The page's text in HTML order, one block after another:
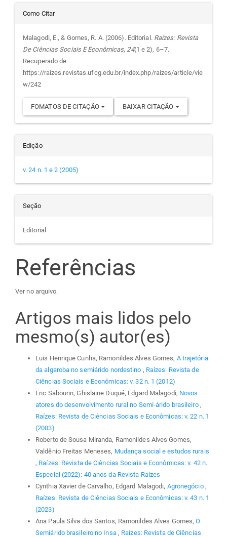
Detalhes
do
artigo
Como Citar
Malagodi, E., & Gomes, R. A. (2006). Editorial. Raízes: Revista
De Ciências Sociais E Econômicas, 24(1 e 2), 6–7.
Recuperado de
https://raizes.revistas.ufcg.edu.br/index.php/raizes/article/vie
w/242
FOMATOS DE CITAÇÃO BAIXAR CITAÇÃO
Edição
v. 24 n. 1 e 2 (2005)
Seção
Editorial
Referências
Ver no arquivo.
Artigos mais lidos pelo
mesmo(s) autor(es)
Luis Henrique Cunha, Ramonildes Alves Gomes, A trajetória
da algaroba no semiárido nordestino , Raízes: Revista de
Ciências Sociais e Econômicas: v. 32 n. 1 (2012)
Eric Sabourin, Ghislaine Duqué, Edgard Malagodi, Novos
atores do desenvolvimento rural no Semi-árido brasileiro ,
Raízes: Revista de Ciências Sociais e Econômicas: v. 22 n. 1
(2003)
Roberto de Sousa Miranda, Ramonildes Alves Gomes,
Valdênio Freitas Meneses, Mudança social e estudos rurais
, Raízes: Revista de Ciências Sociais e Econômicas: v. 42 n.
Especial (2022): 40 anos da Revista Raízes
Cynthia Xavier de Carvalho, Edgard Malagodi, Agronegócio ,
Raízes: Revista de Ciências Sociais e Econômicas: v. 43 n. 1
(2023)
Ana Paula Silva dos Santos, Ramonildes Alves Gomes,O
Semiárido brasileiro no Insa , Raízes: Revista de Ciências